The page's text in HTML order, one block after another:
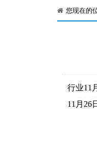
您现在的
行业11
11月26